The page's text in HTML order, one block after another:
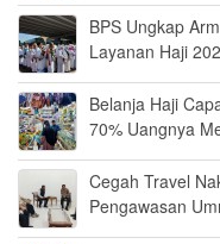
BPS Ungkap
Layanan Haji
Belanja Haji
70% Uangnya
Cegah Travel
Pengawasan